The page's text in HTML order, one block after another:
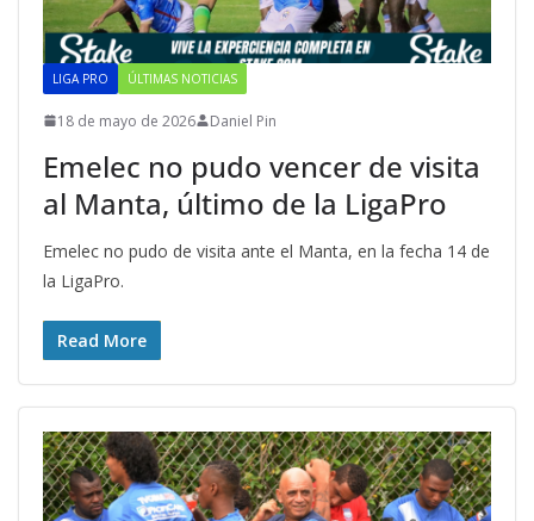
LIGA PRO ÚLTIMAS NOTICIAS
18 de mayo de 2026 Daniel Pin
Emelec no pudo vencer de visita
al Manta, último de la LigaPro
Emelec no pudo de visita ante el Manta, en la fecha 14 de
la LigaPro.
Read More